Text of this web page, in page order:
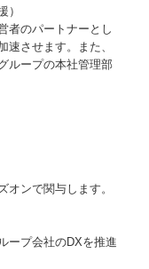
）
者のパートナーとし
させます。また、
ループの本社管理部
オンで関与します。
ープ会社のDXを推進